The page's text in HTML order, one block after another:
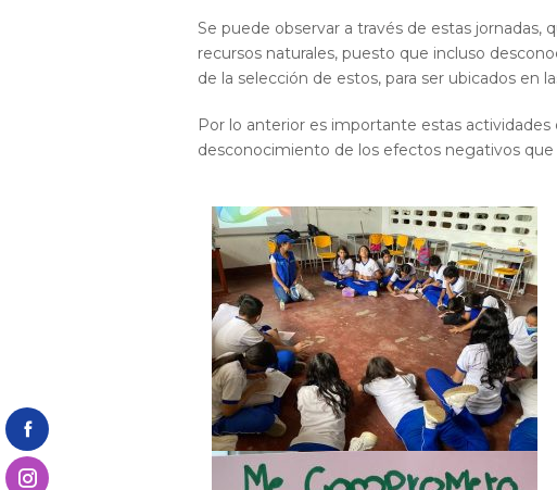
Se puede observar a través de estas
recursos naturales, puesto que incluso
de la selección de estos, para ser ubicados en
Por lo anterior es importante estas
desconocimiento de los efectos negativos